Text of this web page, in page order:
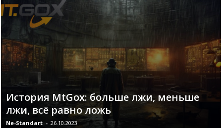
История MtGox: больше лжи, меньше
лжи, всё равно ложь
Ne-Standart - 26.10.2023